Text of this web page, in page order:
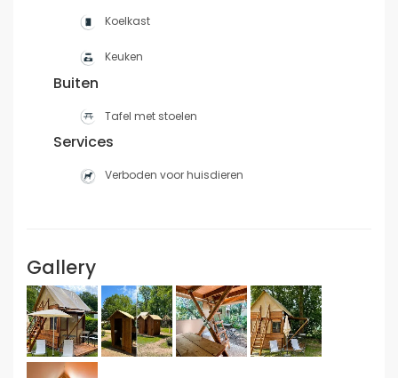
Koelkast
Keuken
Buiten
Tafel met stoelen
Services
Verboden voor huisdieren
Gallery